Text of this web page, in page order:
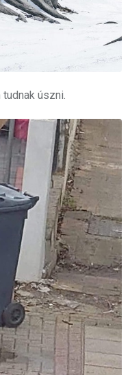
úszni.